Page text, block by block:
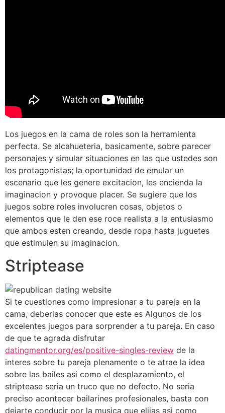
Los juegos en la cama de roles son la herramienta
perfecta. Se alcahueteria, basicamente, sobre parecer
personajes y simular situaciones en las que ustedes son
los protagonistas; la oportunidad de emular un
escenario que les genere excitacion, les encienda la
imaginacion y provoque placer. Se sugiere que los
juegos sobre roles involucren cosas, objetos o
elementos que le den ese roce realista a la entusiasmo
que ambos esten creando, desde ropa hasta juguetes
que estimulen su imaginacion.
Striptease
Si te cuestiones como impresionar a tu pareja en la
cama, deberias conocer que este es Algunos de los
excelentes juegos para sorprender a tu pareja. En caso
de que te agrada disfrutar
datingmentor.org/es/positive-singles-review de la
interes sobre tu pareja plenamente o te atrae la idea
sobre las bailes asi como el desplazamiento, el
striptease seria un truco que no defecto. No seria
preciso acontecer bailarines profesionales, basta con
dejarte conducir por la musica que elijas asi como